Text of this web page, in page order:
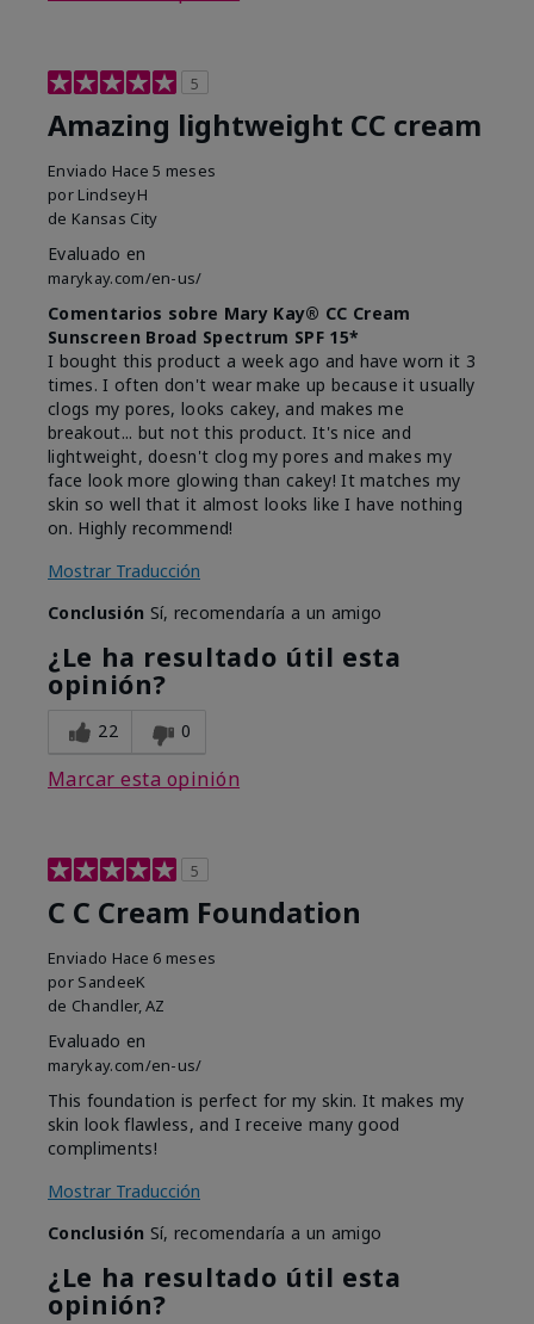
5
Amazing lightweight CC cream
Enviado Hace 5 meses
por LindseyH
de Kansas City
Evaluado en
marykay.com/en-us/
Comentarios sobre Mary Kay® CC Cream
Sunscreen Broad Spectrum SPF 15*
I bought this product a week ago and have worn it 3
times. I often don't wear make up because it usually
clogs my pores, looks cakey, and makes me
breakout... but not this product. It's nice and
lightweight, doesn't clog my pores and makes my
face look more glowing than cakey! It matches my
skin so well that it almost looks like I have nothing
on. Highly recommend!
Mostrar Traducción
Conclusión Sí, recomendaría a un amigo
¿Le ha resultado útil esta
opinión?
22 0
Marcar esta opinión
5
C C Cream Foundation
Enviado Hace 6 meses
por SandeeK
de Chandler, AZ
Evaluado en
marykay.com/en-us/
This foundation is perfect for my skin. It makes my
skin look flawless, and I receive many good
compliments!
Mostrar Traducción
Conclusión Sí, recomendaría a un amigo
¿Le ha resultado útil esta
opinión?